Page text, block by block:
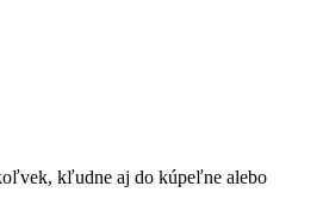
kľudne aj do kúpeľne alebo